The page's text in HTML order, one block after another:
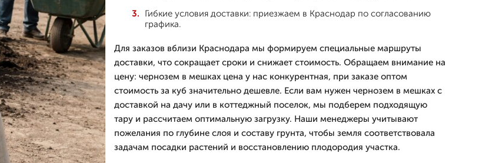
Гибкие условия доставки: приезжаем в Краснодар по согласованию
графика.
Для заказов вблизи Краснодара мы формируем специальные маршруты
доставки, что сокращает сроки и снижает стоимость. Обращаем внимание на
цену: чернозем в мешках цена у нас конкурентная, при заказе оптом
стоимость за куб значительно дешевле. Если вам нужен чернозем в мешках с
доставкой на дачу или в коттеджный поселок, мы подберем подходящую
тару и рассчитаем оптимальную загрузку. Наши менеджеры учитывают
пожелания по глубине слоя и составу грунта, чтобы земля соответствовала
задачам посадки растений и восстановлению плодородия участка.